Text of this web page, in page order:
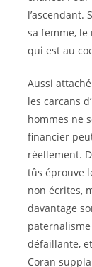
l’ascendant.
sa femme, le
qui est au
Aussi
les carcans
hommes ne
financier
réellement.
tûs éprouve
non écrites,
davantage
paternalisme
défaillante, et
Coran